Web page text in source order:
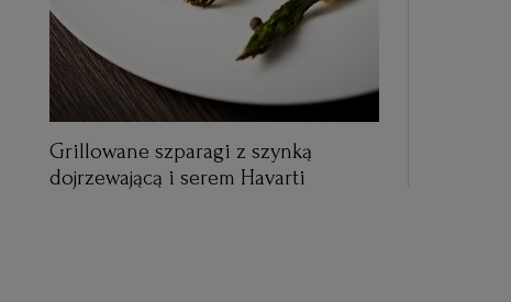
Grillowane szparagi z szynką
dojrzewającą i serem Havarti